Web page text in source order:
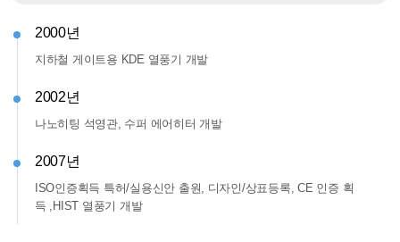
2000년
지하철 게이트용 KDE 열풍기 개발
2002년
나노히팅 석영관, 수퍼 에어히터 개발
2007년
ISO인증획득 특허/실용신안 출원, 디자인/상표등록, CE 인증 획
득 ,HIST 열풍기 개발